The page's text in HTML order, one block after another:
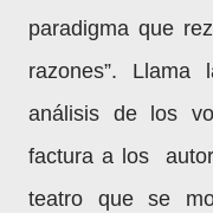
paradigma que
razones”.
análisis de los
factura a los
teatro que se